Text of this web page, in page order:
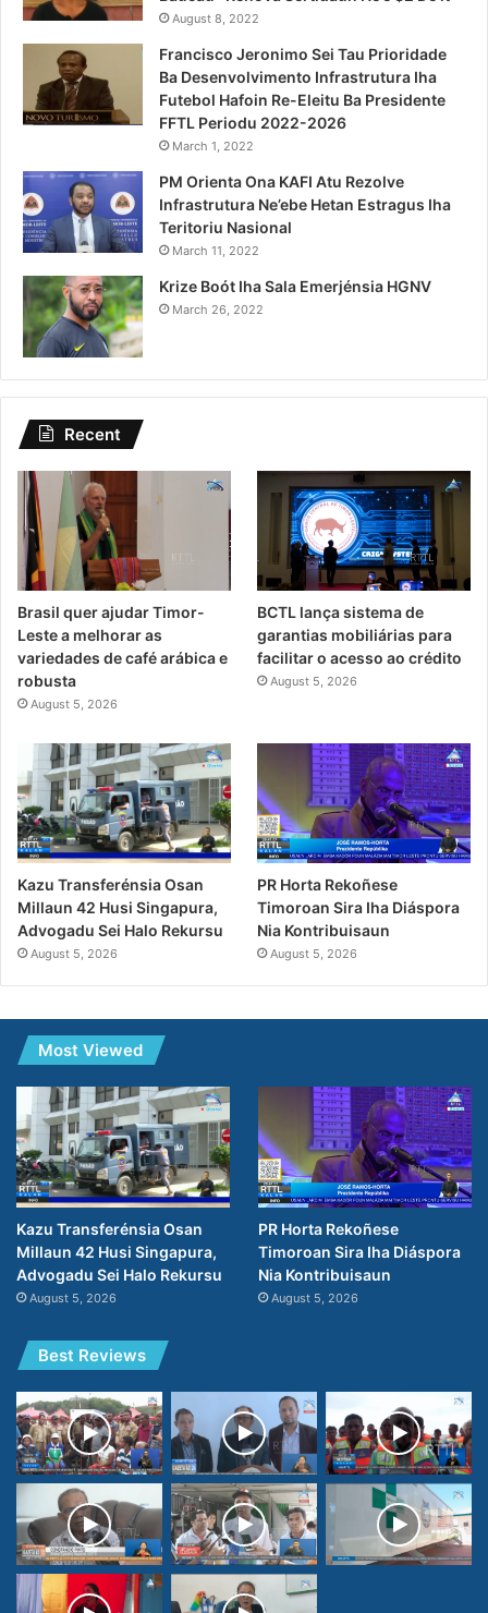
August 8, 2022
Francisco Jeronimo Sei Tau Prioridade
Ba Desenvolvimento Infrastrutura Iha
Futebol Hafoin Re-Eleitu Ba Presidente
FFTL Periodu 2022-2026
March 1, 2022
PM Orienta Ona KAFI Atu Rezolve
Infrastrutura Ne’ebe Hetan Estragus Iha
Teritoriu Nasional
March 11, 2022
Krize Boót Iha Sala Emerjénsia HGNV
March 26, 2022
Recent
Brasil quer ajudar Timor-
Leste a melhorar as
variedades de café arábica e
robusta
August 5, 2026
BCTL lança sistema de
garantias mobiliárias para
facilitar o acesso ao crédito
August 5, 2026
Kazu Transferénsia Osan
Millaun 42 Husi Singapura,
Advogadu Sei Halo Rekursu
August 5, 2026
PR Horta Rekoñese
Timoroan Sira Iha Diáspora
Nia Kontribuisaun
August 5, 2026
Most Viewed
Kazu Transferénsia Osan
Millaun 42 Husi Singapura,
Advogadu Sei Halo Rekursu
August 5, 2026
PR Horta Rekoñese
Timoroan Sira Iha Diáspora
Nia Kontribuisaun
August 5, 2026
Best Reviews